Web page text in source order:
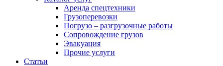
Аренда спецтехники
Грузоперевозки
Погрузо – разгрузочные работы
Сопровождение грузов
Эвакуация
Прочие услуги
Статьи